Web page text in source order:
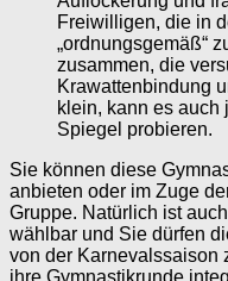
Freiwilligen, die in
„ordnungsgemäß“
zusammen, die
Krawattenbindung
klein, kann es auch
Spiegel probieren.
Sie können diese
anbieten oder im Zuge
Gruppe. Natürlich ist
wählbar und Sie dürfen
von der Karnevalssaison
ihre Gymnastikrunde